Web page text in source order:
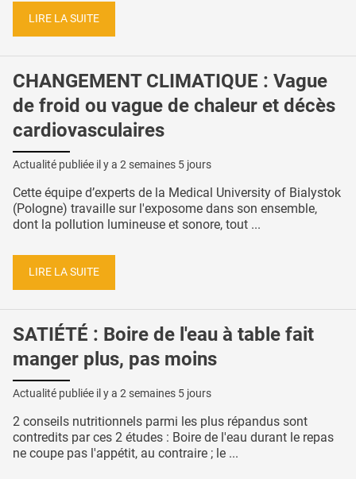
LIRE LA SUITE
CHANGEMENT CLIMATIQUE : Vague
de froid ou vague de chaleur et décès
cardiovasculaires
Actualité publiée il y a 2 semaines 5 jours
Cette équipe d’experts de la Medical University of Bialystok
(Pologne) travaille sur l'exposome dans son ensemble,
dont la pollution lumineuse et sonore, tout ...
LIRE LA SUITE
SATIÉTÉ : Boire de l'eau à table fait
manger plus, pas moins
Actualité publiée il y a 2 semaines 5 jours
2 conseils nutritionnels parmi les plus répandus sont
contredits par ces 2 études : Boire de l'eau durant le repas
ne coupe pas l'appétit, au contraire ; le ...